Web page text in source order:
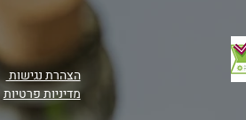
הצהרת נגישות
מדיניות פרטיות